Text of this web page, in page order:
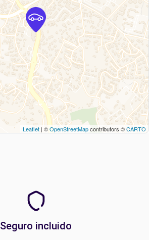
Leaflet | ©OpenStreetMapcontributors ©CARTO
Seguro incluido